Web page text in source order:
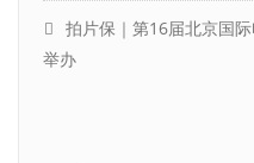
拍片保｜第16届北京国
举办